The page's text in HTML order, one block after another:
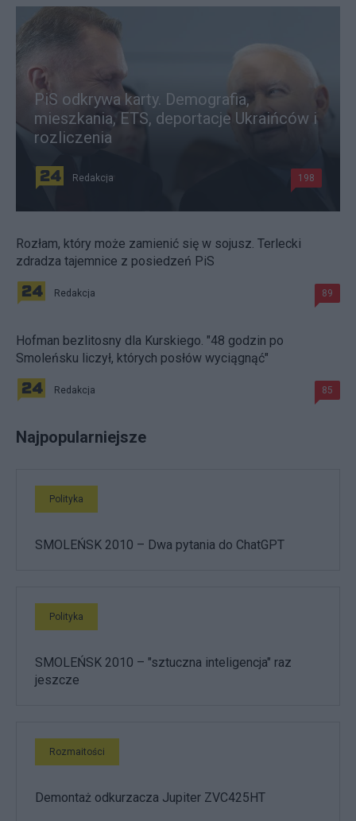
PiS odkrywa karty. Demografia,
mieszkania, ETS, deportacje Ukraińców i
rozliczenia
Redakcja 198
Rozłam, który może zamienić się w sojusz. Terlecki
zdradza tajemnice z posiedzeń PiS
Redakcja 89
Hofman bezlitosny dla Kurskiego. "48 godzin po
Smoleńsku liczył, których posłów wyciągnąć"
Redakcja 85
Najpopularniejsze
Polityka
SMOLEŃSK 2010 – Dwa pytania do ChatGPT
Polityka
SMOLEŃSK 2010 – "sztuczna inteligencja" raz
jeszcze
Rozmaitości
Demontaż odkurzacza Jupiter ZVC425HT